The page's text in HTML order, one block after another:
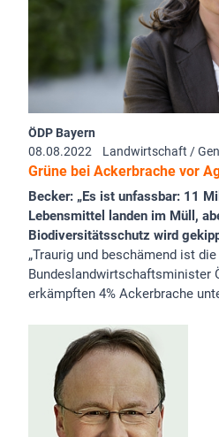
ÖDP Bayern
08.08.2022
Landwirtschaft /
Grüne bei Ackerbrache vor
Becker: „Es ist unfassbar: 11
Lebensmittel landen im Müll,
Biodiversitätsschutz wird
„Traurig und beschämend ist
Bundeslandwirtschaftsminister
erkämpften 4% Ackerbrache